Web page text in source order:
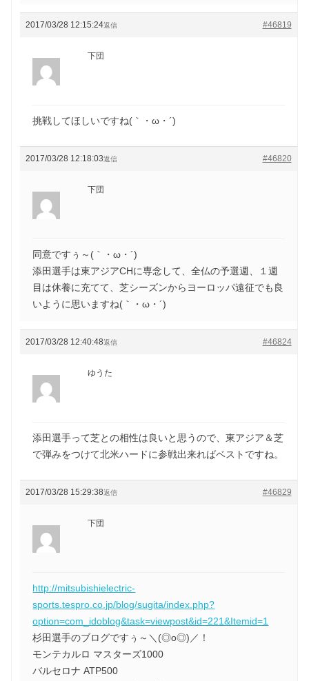
2017/03/28 12:15:24 #46819
返信
下団
挑戦してほしいですね(｀・ω・´)ゞ
2017/03/28 12:18:03 #46820
返信
下団
同意ですぅ～(｀・ω・´)ゞ
添田選手は東アジアCHに専念して、全仏の予選週、１週
目は休養に充てて、芝シーズンからヨーロッパ遠征でも良
いように思いますね(｀・ω・´)ゞ
2017/03/28 12:40:48 #46824
返信
ゆうた
添田選手って芝との相性は良いと思うので、東アジア＆芝
で弾みをつけて北米ハードに参戦出来ればベストですね。
2017/03/28 15:29:38 #46829
返信
下団
http://mitsubishielectric-
sports.tespro.co.jp/blog/sugita/index.php?
option=com_idoblog&task=viewpost&id=221&Itemid=1
杉田選手のブログですぅ～＼(◎o◎)／！
モンテカルロ マスターズ1000
バルセロナ ATP500